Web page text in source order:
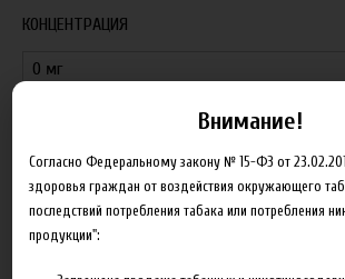
КОНЦЕНТРАЦИЯ
550.00 руб
Внимание!
Согласно Федеральному закону № 15-ФЗ от
здоровья граждан от воздействия окружающего
последствий потребления табака или потребления
продукции":